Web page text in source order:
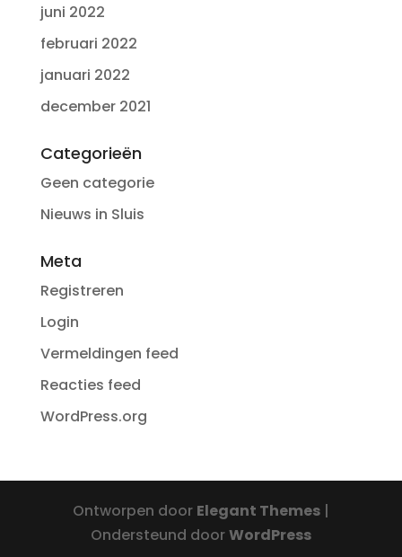
juni 2022
februari 2022
januari 2022
december 2021
Categorieën
Geen categorie
Nieuws in Sluis
Meta
Registreren
Login
Vermeldingen feed
Reacties feed
WordPress.org
Ontworpen door Elegant Themes|
Ondersteund doorWordPress